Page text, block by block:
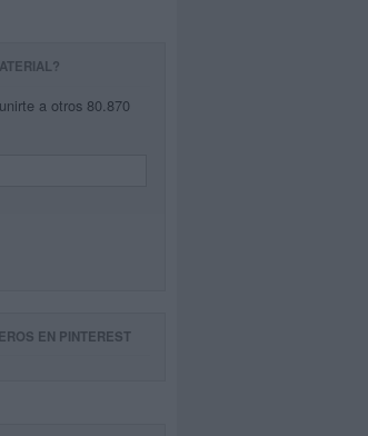
a otros 80.870
EN PINTEREST